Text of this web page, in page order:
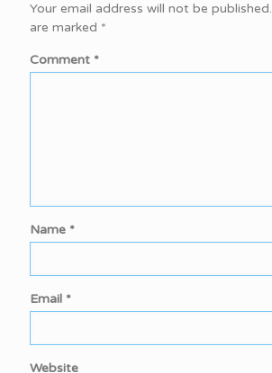
Your email address will not be published.
are marked *
Comment *
Name *
Email *
Website